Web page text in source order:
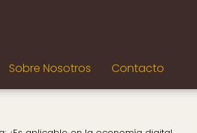
Sobre Nosotros Contacto